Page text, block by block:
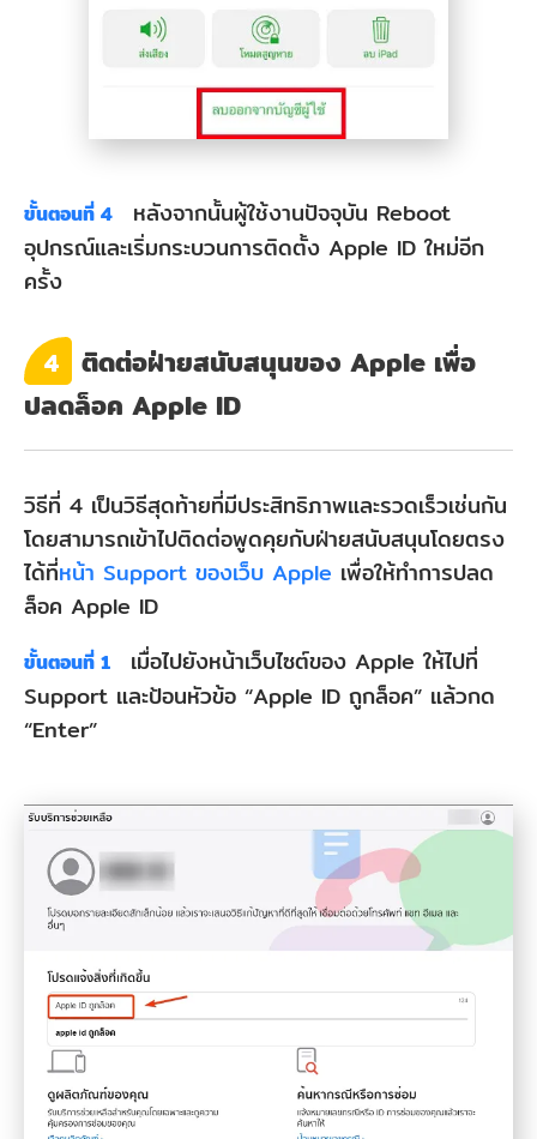
ขั้นตอนที่ 4
หลังจากนั้นผู้ใช้งานปัจจุบัน Reboot
อุปกรณ์และเริ่มกระบวนการติดตั้ง Apple ID ใหม่อีก
ครั้ง
4
ติดต่อฝ่ายสนับสนุนของ Apple เพื่อ
ปลดล็อค Apple ID
วิธีที่ 4 เป็นวิธีสุดท้ายที่มีประสิทธิภาพและรวดเร็วเช่นกัน
โดยสามารถเข้าไปติดต่อพูดคุยกับฝ่ายสนับสนุนโดยตรง
ได้ที่หน้า Support ของเว็บ Apple เพื่อให้ทำการปลด
ล็อค Apple ID
ขั้นตอนที่ 1
เมื่อไปยังหน้าเว็บไซต์ของ Apple ให้ไปที่
Support และป้อนหัวข้อ “Apple ID ถูกล็อค” แล้วกด
“Enter”